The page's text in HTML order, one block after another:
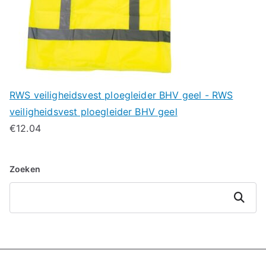
RWS veiligheidsvest ploegleider BHV geel - RWS
veiligheidsvest ploegleider BHV geel
€12.04
Zoeken
Zoeken